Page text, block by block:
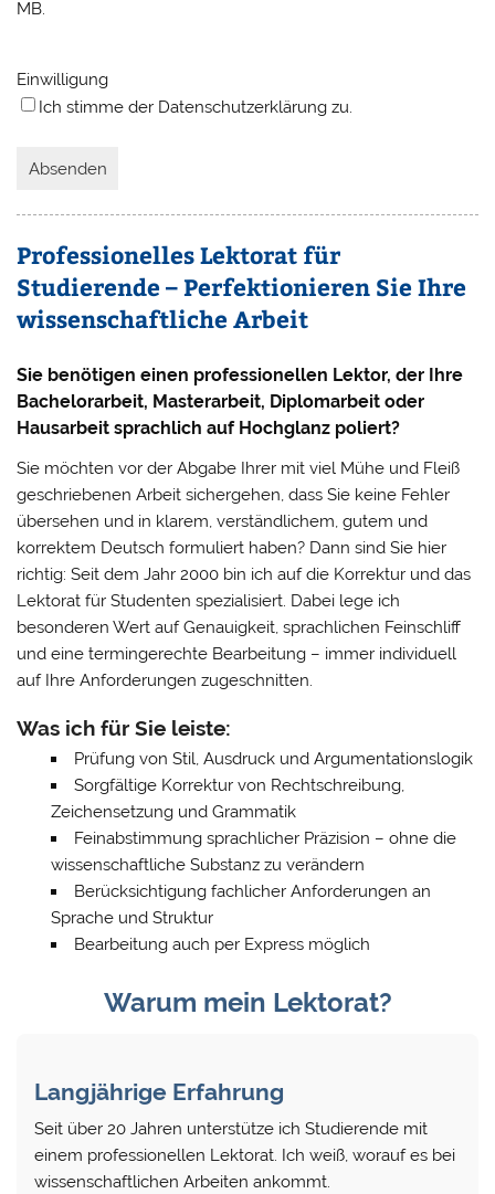
MB.
Einwilligung
Ich stimme der Datenschutzerklärung zu.
t
e
e
:
Professionelles Lektorat für
Studierende – Perfektionieren Sie Ihre
wissenschaftliche Arbeit
Sie benötigen einen professionellen Lektor, der Ihre
Bachelorarbeit, Masterarbeit, Diplomarbeit oder
Hausarbeit sprachlich auf Hochglanz poliert?
Sie möchten vor der Abgabe Ihrer mit viel Mühe und Fleiß
geschriebenen Arbeit sichergehen, dass Sie keine Fehler
übersehen und in klarem, verständlichem, gutem und
korrektem Deutsch formuliert haben? Dann sind Sie hier
richtig: Seit dem Jahr 2000 bin ich auf die Korrektur und das
Lektorat für Studenten spezialisiert. Dabei lege ich
besonderen Wert auf Genauigkeit, sprachlichen Feinschliff
und eine termingerechte Bearbeitung – immer individuell
auf Ihre Anforderungen zugeschnitten.
Was ich für Sie leiste:
Prüfung von Stil, Ausdruck und Argumentationslogik
Sorgfältige Korrektur von Rechtschreibung,
Zeichensetzung und Grammatik
Feinabstimmung sprachlicher Präzision – ohne die
wissenschaftliche Substanz zu verändern
Berücksichtigung fachlicher Anforderungen an
Sprache und Struktur
Bearbeitung auch per Express möglich
Warum mein Lektorat?
Langjährige Erfahrung
Seit über 20 Jahren unterstütze ich Studierende mit
einem professionellen Lektorat. Ich weiß, worauf es bei
wissenschaftlichen Arbeiten ankommt.